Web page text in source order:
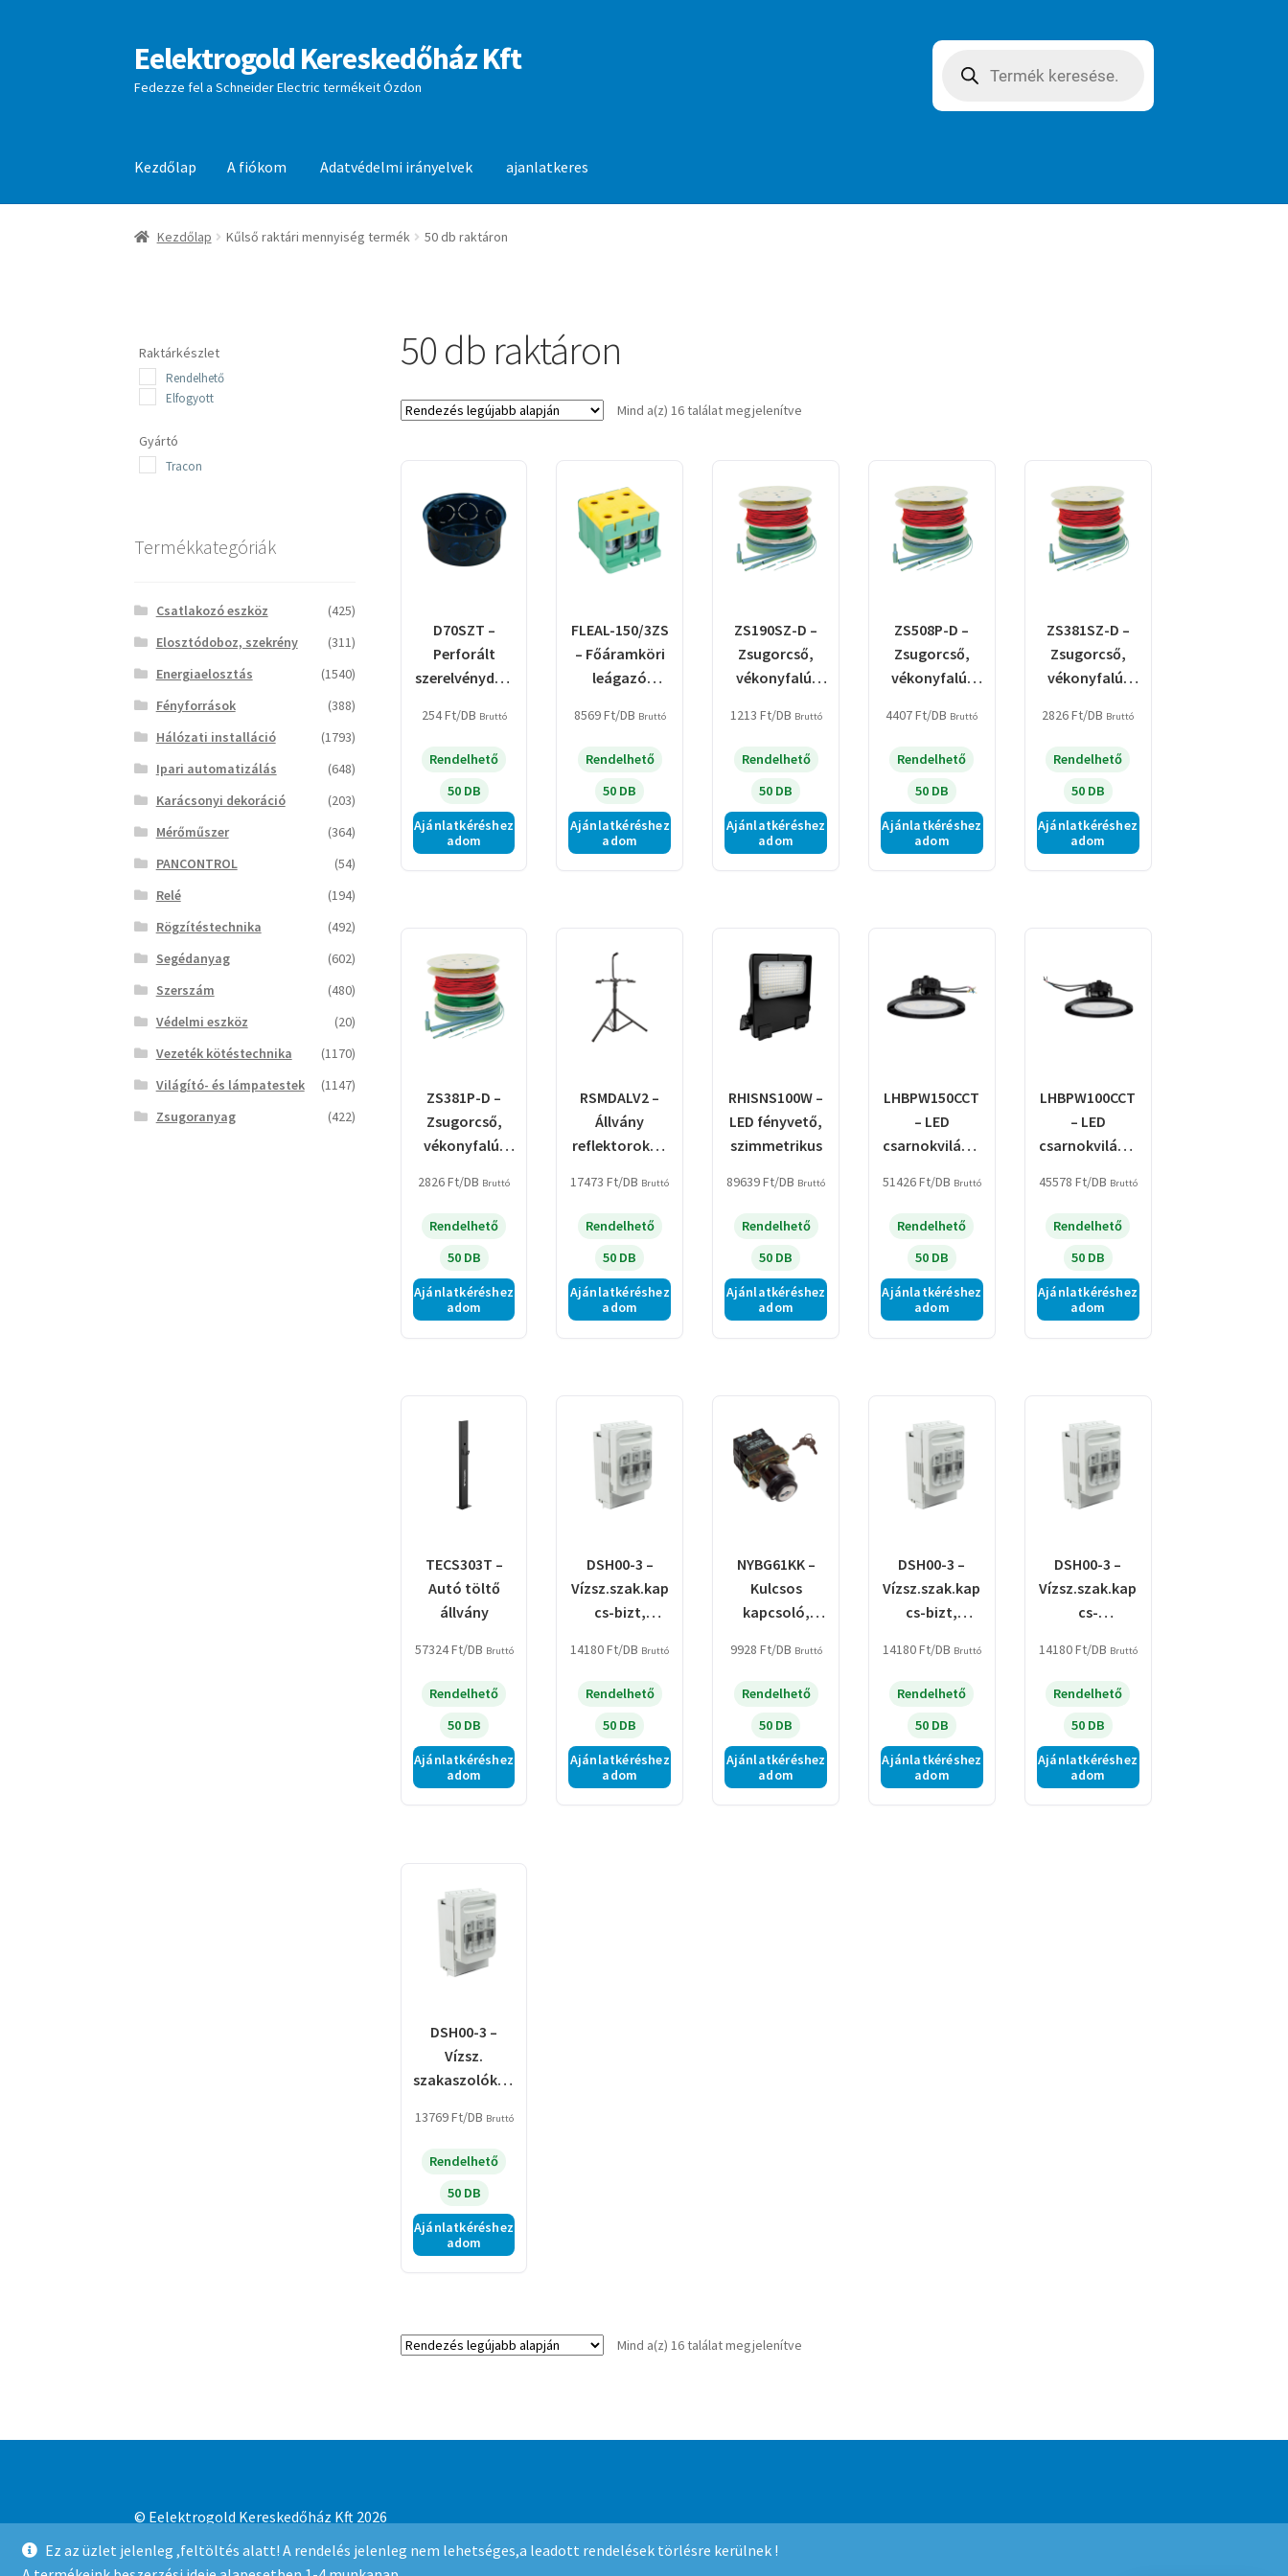
Ez az üzlet jelenleg ,feltöltés alatt! A rendelés jelenleg nem lehetséges,a leadott rendelések törlésre kerülnek !
Ugrás
a
navigációhoz
Kilépés
a
tartalomba
Eelektrogold Kereskedőház Kft
Fedezze fel a Schneider Electric termékeit Ózdon
search
Kezdőlap A fiókom Adatvédelmi irányelvek ajanlatkeres
Kezdőlap A fiókom Adatvédelmi irányelvek ajanlatkeres
Kezdőlap Kűlső raktári mennyiség termék 50 db raktáron
50 db raktáron
Mind a(z) 16 találat megjelenítveSorted
D70SZT –
Perforált
szerelvénydob
süllyesztett,
tetővel, fekete
254Ft/DB Bruttó
Rendelhető
50 DB
Ajánlatkéréshez
adom
FLEAL-150/3ZS
– Főáramköri
leágazó
sínre/felületre,
zöld/sárga
8569Ft/DB Bruttó
Rendelhető
50 DB
Ajánlatkéréshez
adom
ZS190SZ-D –
Zsugorcső,
vékonyfalú,
zsugorodás,
szürke, dobon
1213 Ft/DB Bruttó
Rendelhető
50 DB
Ajánlatkéréshez
adom
ZS508P-D –
Zsugorcső,
vékonyfalú,
zsugorodás,
piros, dobon
4407Ft/DB Bruttó
Rendelhető
50 DB
Ajánlatkéréshez
adom
ZS381SZ-D –
Zsugorcső,
vékonyfalú,
zsugorodás,
szürke, dobon
2826Ft/DB Bruttó
Rendelhető
50 DB
Ajánlatkéréshez
adom
ZS381P-D –
Zsugorcső,
vékonyfalú,
zsugorodás,
piros, dobon
2826Ft/DB Bruttó
Rendelhető
50 DB
Ajánlatkéréshez
adom
RSMDALV2 –
Állvány
reflektorokho
17473Ft/DB Bruttó
Rendelhető
50 DB
Ajánlatkéréshez
adom
RHISNS100W –
LED fényvető,
szimmetrikus
89639Ft/DB Bruttó
Rendelhető
50 DB
Ajánlatkéréshez
adom
LHBPW150CCT
– LED
csarnokvilágít
színhőmérsékl
ettel és teljesít
51426Ft/DB Bruttó
Rendelhető
50 DB
Ajánlatkéréshez
adom
LHBPW100CCT
– LED
csarnokvilágít
színhőmérsékl
ettel és teljesít
45578 Ft/DB Bruttó
Rendelhető
50 DB
Ajánlatkéréshez
adom
TECS303T –
Autó töltő
állvány
57324Ft/DB Bruttó
Rendelhető
50 DB
Ajánlatkéréshez
adom
DSH00-3 –
Vízsz.szak.kap
cs-bizt,
sarus
14180Ft/DB Bruttó
Rendelhető
50 DB
Ajánlatkéréshez
adom
NYBG61KK –
Kulcsos
kapcsoló,
KI, kétállású,
rugóvissza
9928 Ft/DB Bruttó
Rendelhető
50 DB
Ajánlatkéréshez
adom
DSH00-3 –
Vízsz.szak.kap
cs-bizt,
sarus
14180Ft/DB Bruttó
Rendelhető
50 DB
Ajánlatkéréshez
adom
DSH00-3 –
Vízsz.szak.kap
cs-
alsó
kábelcsatl,sar
14180Ft/DB Bruttó
Rendelhető
50 DB
Ajánlatkéréshez
adom
DSH00-3 –
Vízsz.
szakaszolókap
szerelőlapra,
sarus
13769Ft/DB Bruttó
Rendelhető
50 DB
Ajánlatkéréshez
adom
Mind a(z) 16 találat megjelenítveSorted
Raktárkészlet
Rendelhető
Elfogyott
Gyártó
Tracon
Termékkategóriák
Csatlakozó eszköz
(425)
Elosztódoboz, szekrény
(311)
Energiaelosztás
(1540)
Fényforrások
(388)
Hálózati installáció
(1793)
Ipari automatizálás
(648)
Karácsonyi dekoráció
(203)
Mérőműszer
(364)
PANCONTROL
(54)
Relé
(194)
Rögzítéstechnika
(492)
Segédanyag
(602)
Szerszám
(480)
Védelmi eszköz
(20)
Vezeték kötéstechnika
(1170)
Világító- és lámpatestek
(1147)
Zsugoranyag
(422)
© Eelektrogold Kereskedőház Kft 2026
Adatvédelmi irányelvek
Built with WooCommerce